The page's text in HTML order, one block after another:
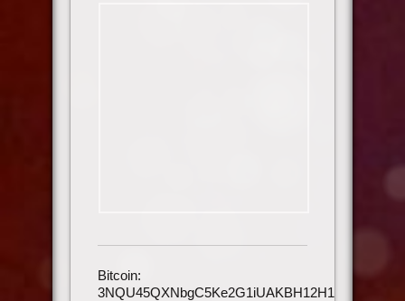
Bitcoin:
3NQU45QXNbgC5Ke2G1iUAKBH12H1h3UmAu